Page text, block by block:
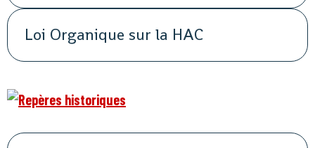
Loi Organique sur la HAC